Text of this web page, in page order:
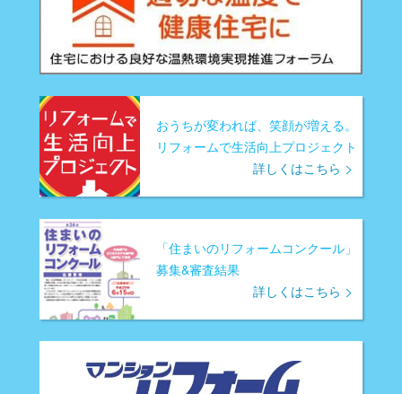
おうちが変われば、笑顔が増える。
リフォームで生活向上プロジェクト
詳しくはこちら
「住まいのリフォームコンクール」
募集&審査結果
詳しくはこちら